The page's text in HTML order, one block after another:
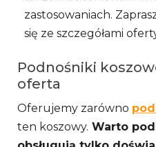
zastosowaniach.
się ze szczegółami
Podnośniki
oferta
Oferujemy zarówno
ten koszowy. Warto